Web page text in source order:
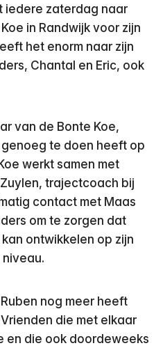
iedere zaterdag naar
in Randwijk voor zijn
het enorm naar zijn
Chantal en Eric, ook
van de Bonte Koe,
te doen heeft op
werkt samen met
trajectcoach bij
contact met Maas
om te zorgen dat
ontwikkelen op zijn
nog meer heeft
die met elkaar
en die ook doordeweeks